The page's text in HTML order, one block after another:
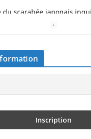
du scarabée japonais
France
2026, 10h10:30
0
approuvent les viols en